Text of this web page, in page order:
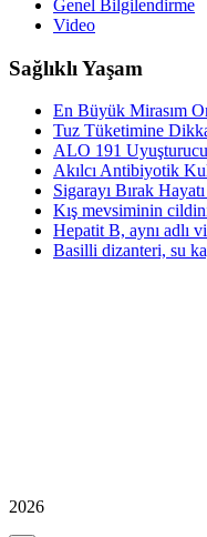
Genel Bilgilendirme
Video
Sağlıklı Yaşam
En Büyük Mirasım
Tuz Tüketimine
ALO 191
Akılcı Antibiyotik
Sigarayı Bırak
Kış mevsiminin
Hepatit B, aynı adlı
Basilli dizanteri, su
2026